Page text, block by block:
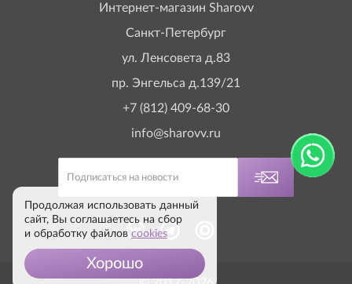
Интернет-магазин Sharovv
Санкт-Петербург
ул. Ленсовета д.83
пр. Энгельса д.139/21
+7 (812) 409-68-30
info@sharovv.ru
Продолжая использовать данный
сайт, Вы соглашаетесь на сбор
и обработку файлов cookies
Хорошо